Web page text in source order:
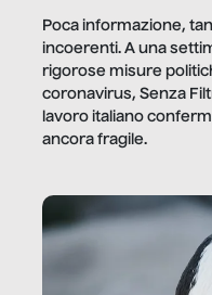
Poca informazione,
incoerenti. A una
rigorose misure
coronavirus, Senza
lavoro italiano
ancora fragile.